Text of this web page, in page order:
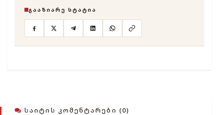
ᲒᲐᲐᲖᲘᲐᲠᲔ ᲡᲢᲐᲢᲘᲐ
ᲡᲐᲘᲢᲘᲡ ᲙᲝᲛᲔᲜᲢᲐᲠᲔᲑᲘ (0)